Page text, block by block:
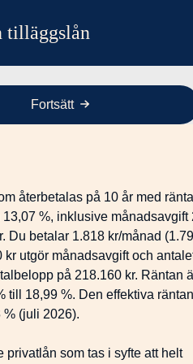
tilläggslån
Fortsätt
återbetalas på 10 år med
%, inklusive månadsavgift
Du betalar 1.818 kr/månad
kr utgör månadsavgift och
på 218.160 kr. Räntan
till 18,99 %. Den effektiva räntan
% (juli 2026).
privatlån som tas i syfte att helt